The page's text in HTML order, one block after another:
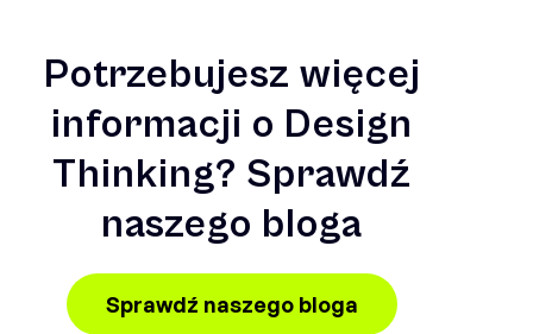
Potrzebujesz więcej
informacji o Design
Thinking? Sprawdź
naszego bloga
Sprawdź naszego bloga